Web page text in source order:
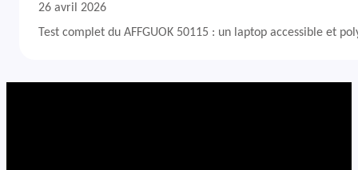
26 avril 2026
Test complet du AFFGUOK 50115 : un laptop accessible